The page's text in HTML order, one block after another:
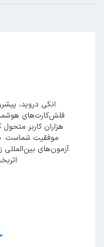
انکی دروید،
هزاران کاربر
موفقیت شماست.
آزمون‌های